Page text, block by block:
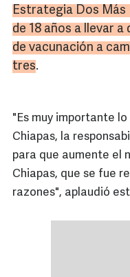
Estrategia Dos Más
de 18 años a llevar
de vacunación a
tres.
"Es muy importante
Chiapas, la
para que aumente el
Chiapas, que se fue
razones", aplaudió